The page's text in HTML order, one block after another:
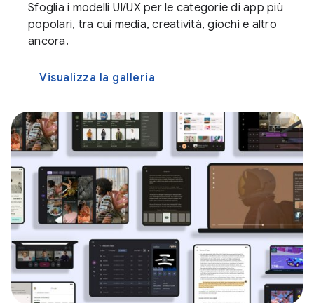
Sfoglia i modelli UI/UX per le categorie di app più
popolari, tra cui media, creatività, giochi e altro
ancora.
Visualizza la galleria